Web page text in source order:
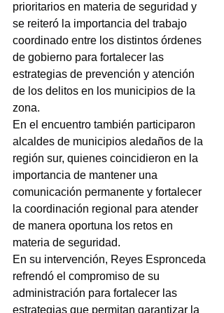
prioritarios en materia de seguridad y
se reiteró la importancia del trabajo
coordinado entre los distintos órdenes
de gobierno para fortalecer las
estrategias de prevención y atención
de los delitos en los municipios de la
zona.
En el encuentro también participaron
alcaldes de municipios aledaños de la
región sur, quienes coincidieron en la
importancia de mantener una
comunicación permanente y fortalecer
la coordinación regional para atender
de manera oportuna los retos en
materia de seguridad.
En su intervención, Reyes Espronceda
refrendó el compromiso de su
administración para fortalecer las
estrategias que permitan garantizar la